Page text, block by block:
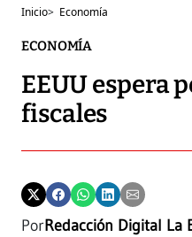
Inicio> Economía
ECONOMÍA
EEUU espera
fiscales
PorRedacción Digital La